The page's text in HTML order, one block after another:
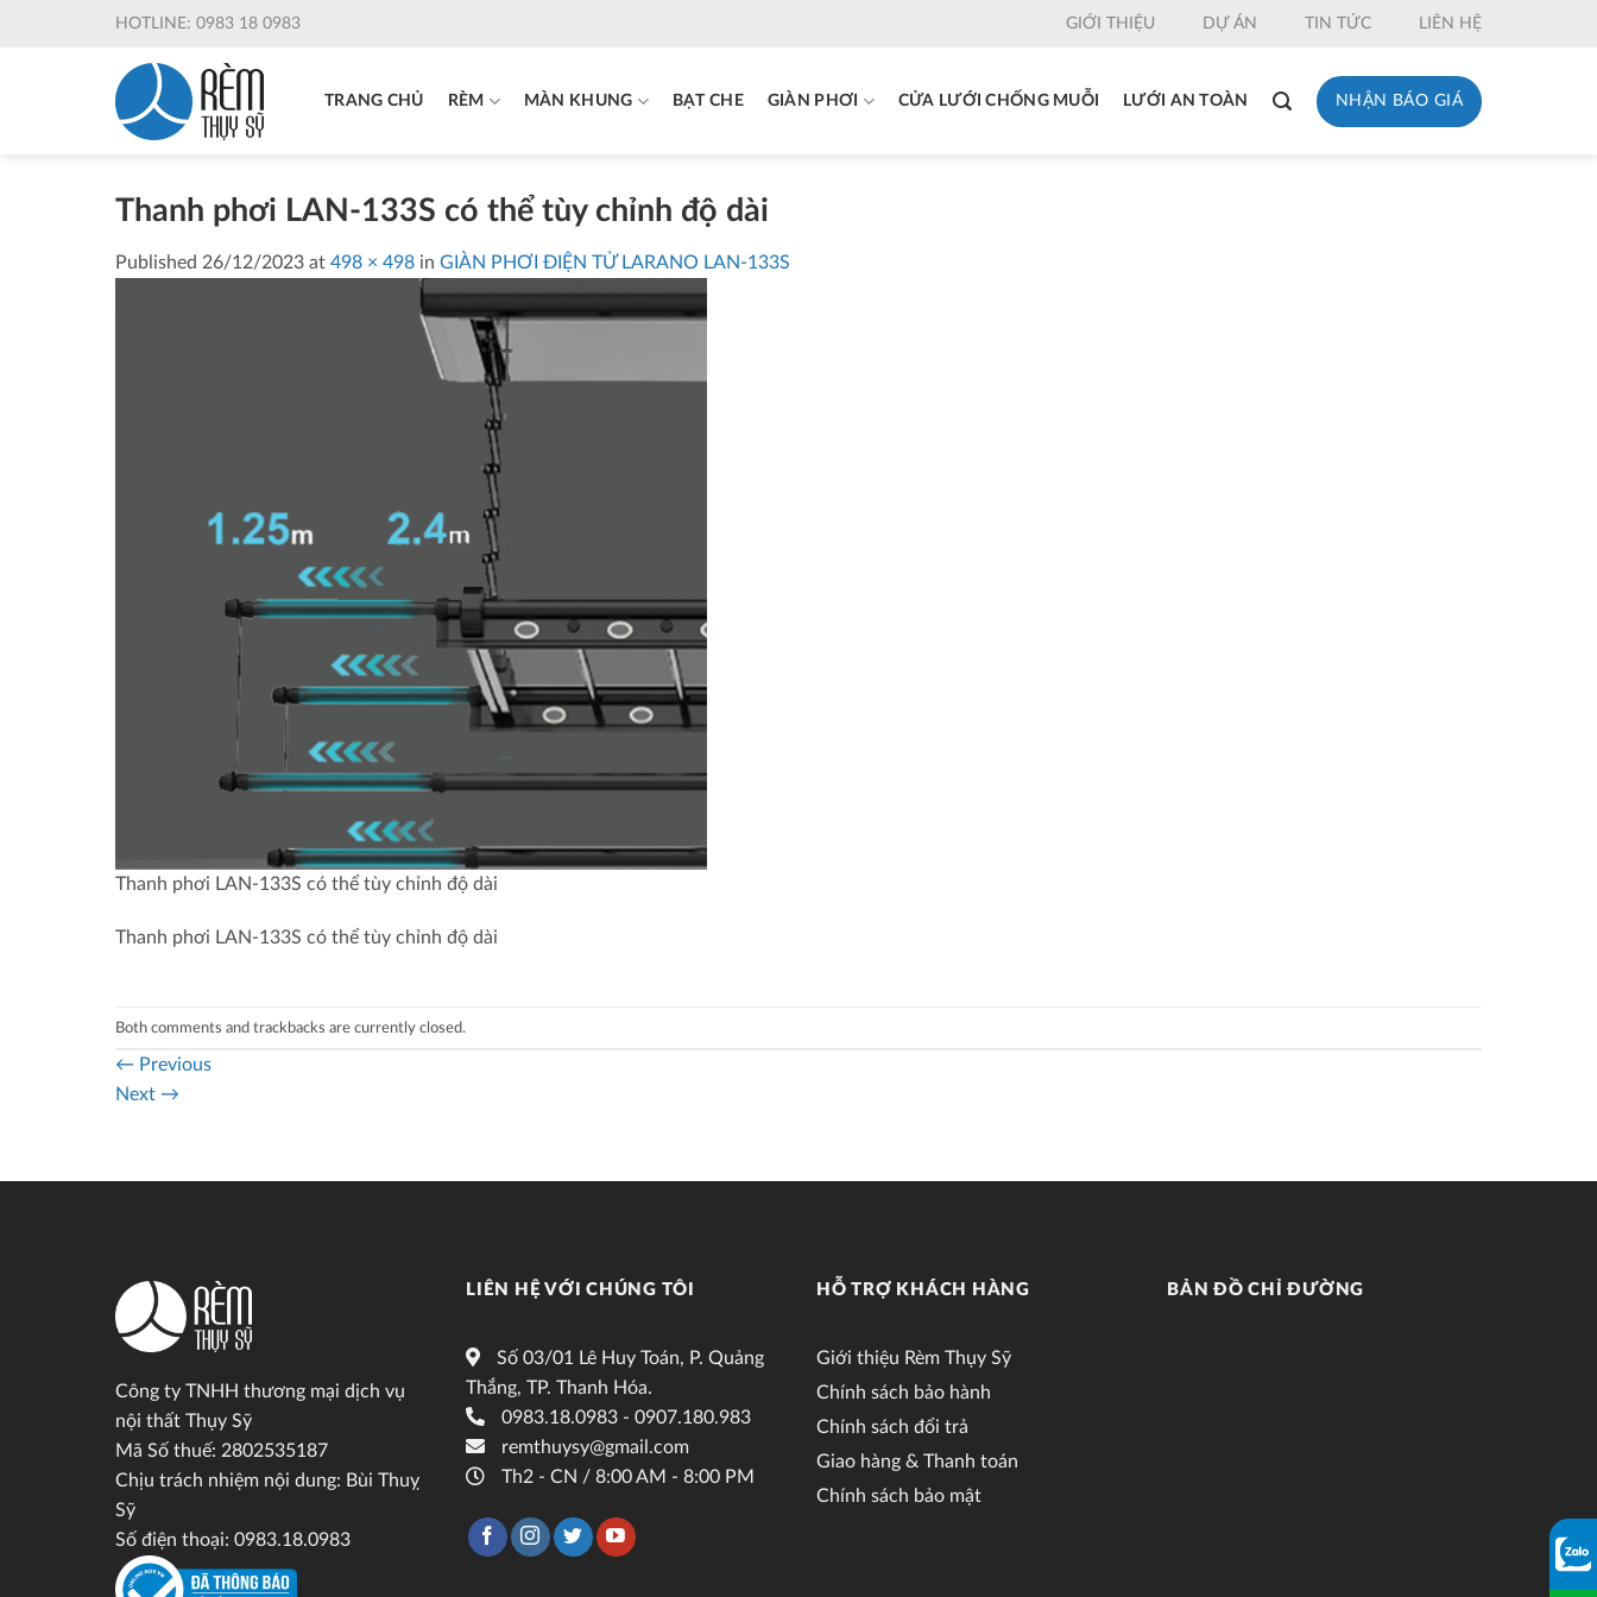
HOTLINE: 0983 18 0983 GIỚI THIỆU DỰ ÁN TIN TỨC LIÊN HỆ
TRANG CHỦ RÈM MÀN KHUNG BẠT CHE GIÀN PHƠI CỬA LƯỚI CHỐNG MUỖI LƯỚI AN TOÀN NHẬN BÁO GIÁ
Thanh phơi LAN-133S có thể tùy chỉnh độ dài
Published 26/12/2023 at 498 × 498 in GIÀN PHƠI ĐIỆN TỬ LARANO LAN-133S
Thanh phơi LAN-133S có thể tùy chỉnh độ dài
Thanh phơi LAN-133S có thể tùy chỉnh độ dài
Both comments and trackbacks are currently closed.
← Previous
Next →
Công ty TNHH thương mại dịch vụ
nội thất Thụy Sỹ
Mã Số thuế: 2802535187
Chịu trách nhiệm nội dung: Bùi Thuỵ
Sỹ
Số điện thoại: 0983.18.0983
LIÊN HỆ VỚI CHÚNG TÔI
Số 03/01 Lê Huy Toán, P. Quảng
Thắng, TP. Thanh Hóa.
0983.18.0983 - 0907.180.983
remthuysy@gmail.com
Th2 - CN / 8:00 AM - 8:00 PM
HỖ TRỢ KHÁCH HÀNG
Giới thiệu Rèm Thụy Sỹ
Chính sách bảo hành
Chính sách đổi trả
Giao hàng & Thanh toán
Chính sách bảo mật
BẢN ĐỒ CHỈ ĐƯỜNG